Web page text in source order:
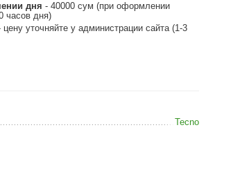
дня - 40000 сум (при оформлении
часов дня)
цену уточняйте у администрации сайта (1-3
Tecno